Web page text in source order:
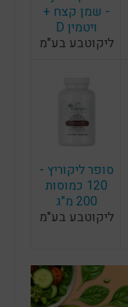
- שמן קצח +
ויטמין D
ליקוטבע בע"מ
סופר ליקוריץ -
120 כמוסות
200 מ"ג
ליקוטבע בע"מ